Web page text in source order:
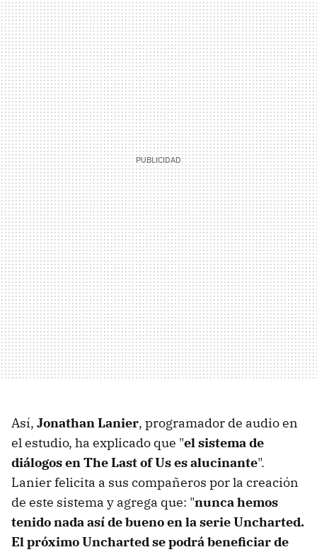
Así, Jonathan Lanier, programador de audio en
el estudio, ha explicado que "el sistema de
diálogos en The Last of Us es alucinante".
Lanier felicita a sus compañeros por la creación
de este sistema y agrega que: "nunca hemos
tenido nada así de bueno en la serie Uncharted.
El próximo Uncharted se podrá beneficiar de